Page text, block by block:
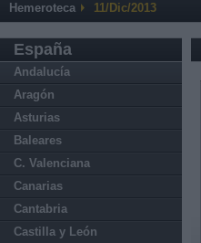
Hemeroteca 11/Dic/2013
España
Andalucía
Aragón
Asturias
Baleares
C. Valenciana
Canarias
Cantabria
Castilla y León